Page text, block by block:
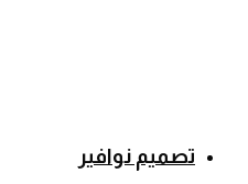
تصميم نوافير